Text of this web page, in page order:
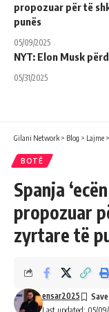
propozuar për të
punës
05/09/2025
​NYT: Elon Musk
05/31/2025
Gilani Network > Blog > Lajme >
BOTË
Spanja
propozuar
zyrtare të
ensar2025